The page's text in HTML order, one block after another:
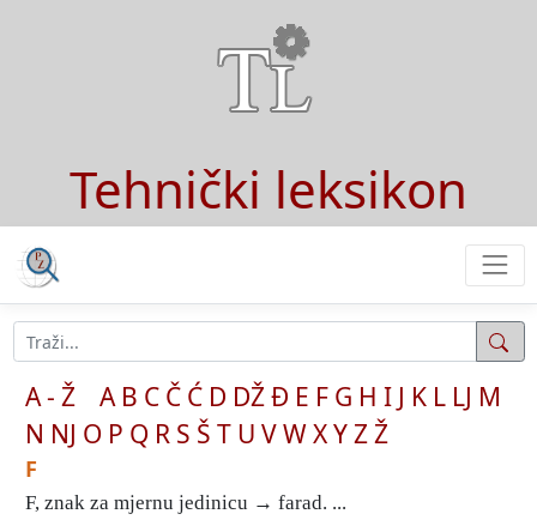
Tehnički leksikon
A - Ž A B C Č Ć D DŽĐ E F G H I J K L LJ M
N NJ O P Q R S Š T U VWXYZŽ
F
F, znak za mjernu jedinicu → farad. ...